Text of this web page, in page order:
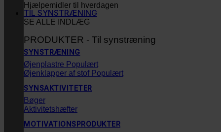
Hjælpemidler til hverdagen
SE ALLE INDLÆG
TIL SYNSTRÆNING
PRODUKTER - Til synstræning
SYNSTRÆNING
Øjenplastre
Øjenklapper af stof
SYNSAKTIVITETER
Bøger
Aktivitetshæfter
MOTIVATIONSPRODUKTER